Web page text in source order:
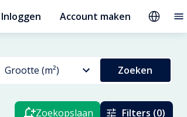
Inloggen Account maken
Grootte (m²) Zoeken
Zoekopslaan Filters (0)